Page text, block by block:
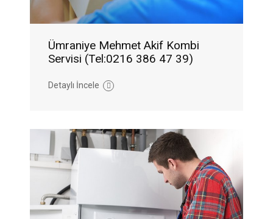
Ümraniye Mehmet Akif Kombi
Servisi (Tel:0216 386 47 39)
Detaylı İncele